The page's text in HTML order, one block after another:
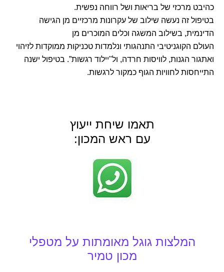
כהיבט מרכזי של בריאות ושל רווחה נפשית.
בטיפול זה נעשה שילוב של עקרונות מרכזיים מן הגישה
הדינמית, בשילוב המשגה וכלים המוכרים מן
העולם הקוגניטיבי התנהגותי ונלמדות טכניקות ממוקדות לזיהוי
ואתגור הגנות, לוויסות חרדה, ול"יילוד רגשות”. בטיפול ישנה
התייחסות לחוויות הגוף כמקור לרגשות.
תאמו שיחת ייעוץ
עם ראש המכון: